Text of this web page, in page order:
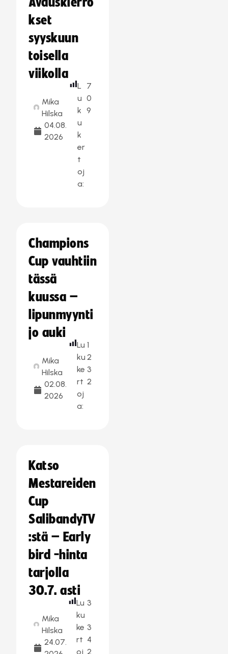
kset
syyskuun
toisella
viikolla
Mika
Hilska
04.08.
2026
L
u
k
u
k
er
t
oj
a:
7
0
9
Champions
Cup vauhtiin
tässä
kuussa –
lipunmyynti
jo auki
Mika
Hilska
02.08.
2026
Lu
ku
ke
rt
oj
a:
1
2
3
2
Katso
Mestareiden
Cup
SalibandyTV
:stä – Early
bird -hinta
tarjolla
30.7. asti
Mika
Hilska
24.07.
Lu
ku
ke
rt
oj
3
3
4
2